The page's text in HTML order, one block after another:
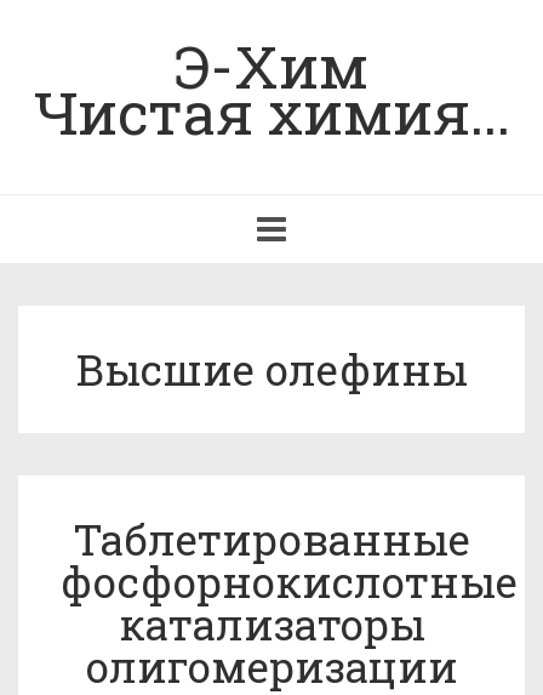
Э-Хим
Чистая химия...
navigation
Высшие олефины
Таблетированные
фосфорнокислотные
катализаторы
олигомеризации